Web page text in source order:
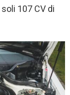
107 CV di